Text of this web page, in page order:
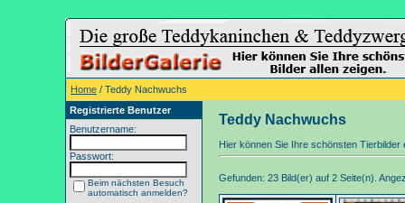
Home / Teddy Nachwuchs
Registrierte Benutzer
Benutzername:
Passwort:
Beim nächsten Besuch
automatisch anmelden?
Teddy Nachwuchs
Hier können Sie Ihre schönsten Tierbilder
Gefunden: 23 Bild(er) auf 2 Seite(n).